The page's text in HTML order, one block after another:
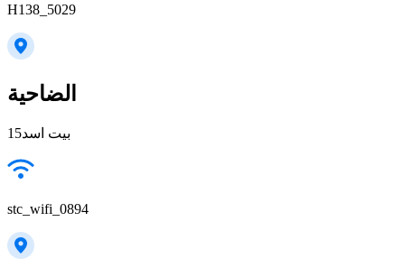
H138_5029
الضاحية
بيت اسد15
stc_wifi_0894